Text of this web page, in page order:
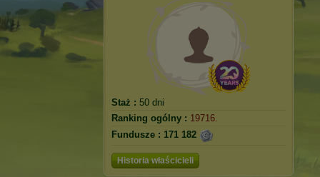
Staż : 50 dni
Ranking ogólny : 19716.
Fundusze : 171 182
Historia właścicieli